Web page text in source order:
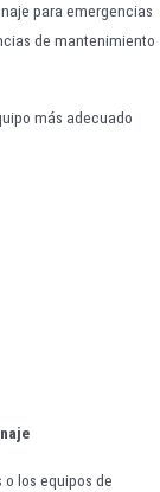
para emergencias
de mantenimiento
más adecuado
los equipos de